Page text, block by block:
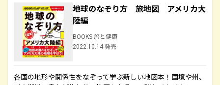
地球のなぞり方 旅地図 アメリカ大
陸編
BOOKS 旅と健康
2022.10.14 発売
各国の地形や関係性をなぞって学ぶ新しい地図本！国境や州、